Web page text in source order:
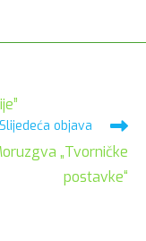
Slijedeća objava
„Tvorničke
postavke“